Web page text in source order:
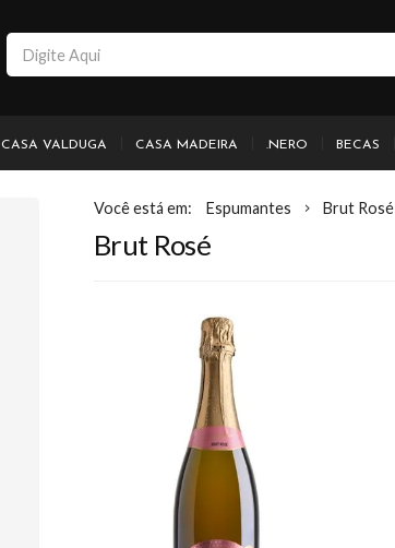
CASA VALDUGA CASA MADEIRA .NERO BECAS
Espumantes Brut Rosé
Brut Rosé